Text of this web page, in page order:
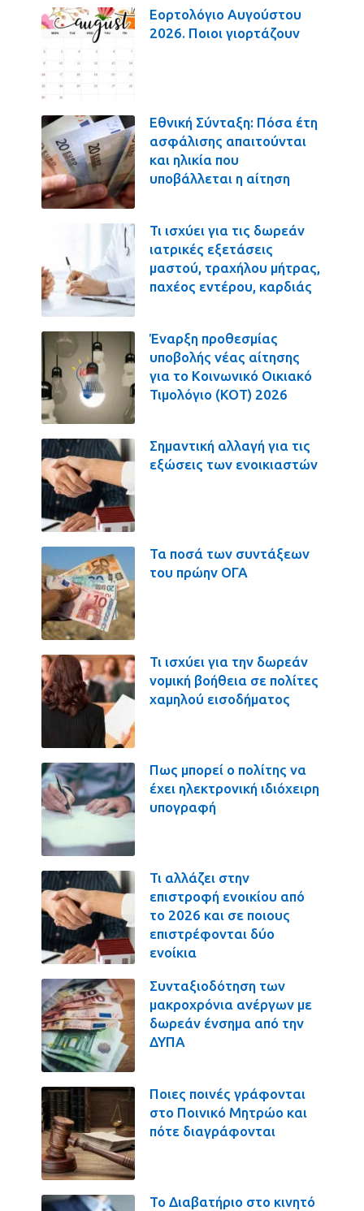
Εορτολόγιο Αυγούστου
2026. Ποιοι γιορτάζουν
Εθνική Σύνταξη: Πόσα έτη
ασφάλισης απαιτούνται
και ηλικία που
υποβάλλεται η αίτηση
Τι ισχύει για τις δωρεάν
ιατρικές εξετάσεις
μαστού, τραχήλου μήτρας,
παχέος εντέρου, καρδιάς
Έναρξη προθεσμίας
υποβολής νέας αίτησης
για το Κοινωνικό Οικιακό
Τιμολόγιο (ΚΟΤ) 2026
Σημαντική αλλαγή για τις
εξώσεις των ενοικιαστών
Τα ποσά των συντάξεων
του πρώην ΟΓΑ
Τι ισχύει για την δωρεάν
νομική βοήθεια σε πολίτες
χαμηλού εισοδήματος
Πως μπορεί ο πολίτης να
έχει ηλεκτρονική ιδιόχειρη
υπογραφή
Τι αλλάζει στην
επιστροφή ενοικίου από
το 2026 και σε ποιους
επιστρέφονται δύο
ενοίκια
Συνταξιοδότηση των
μακροχρόνια ανέργων με
δωρεάν ένσημα από την
ΔΥΠΑ
Ποιες ποινές γράφονται
στο Ποινικό Μητρώο και
πότε διαγράφονται
Το Διαβατήριο στο κινητό